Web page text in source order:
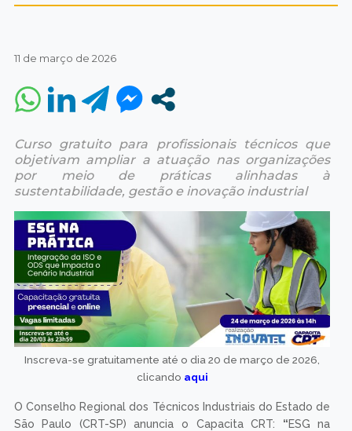
11 de março de 2026
Curso gratuito para profissionais técnicos que
objetivam ampliar a atuação nas organizações
por meio de práticas alinhadas à
sustentabilidade, gestão e inovação industrial
Inscreva-se gratuitamente até o dia 20 de março de 2026,
clicando aqui
O Conselho Regional dos Técnicos Industriais do Estado de
São Paulo (CRT-SP) anuncia o Capacita CRT: “ESG na